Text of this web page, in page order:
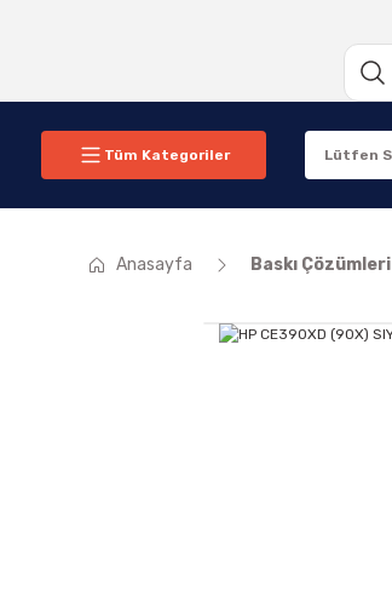
Tüm Kategoriler
Anasayfa Baskı Çözümleri